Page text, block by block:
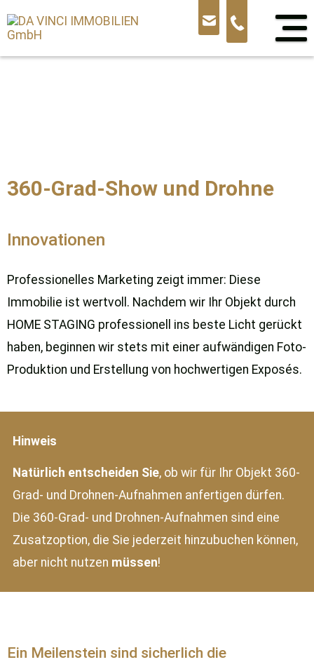
zum
Inhalt
360-Grad-Show und Drohne
Innovationen
Professionelles Marketing zeigt immer: Diese
Immobilie ist wertvoll. Nachdem wir Ihr Objekt durch
HOME STAGING professionell ins beste Licht gerückt
haben, beginnen wir stets mit einer aufwändigen Foto-
Produktion und Erstellung von hochwertigen Exposés.
Hinweis
Natürlich entscheiden Sie, ob wir für Ihr Objekt 360-
Grad- und Drohnen-Aufnahmen anfertigen dürfen.
Die 360-Grad- und Drohnen-Aufnahmen sind eine
Zusatzoption, die Sie jederzeit hinzubuchen können,
aber nicht nutzen müssen!
Ein Meilenstein sind sicherlich die